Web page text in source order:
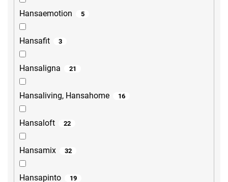
Hansaemotion 5
Hansafit 3
Hansaligna 21
Hansaliving, Hansahome 16
Hansaloft 22
Hansamix 32
Hansapinto 19